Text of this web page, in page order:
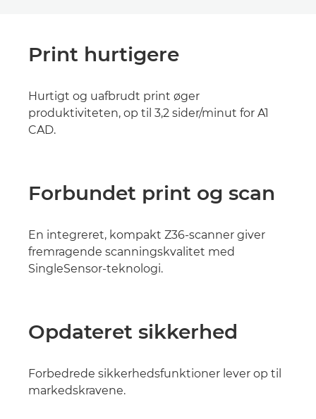
Print hurtigere
Hurtigt og uafbrudt print øger
produktiviteten, op til 3,2 sider/minut for A1
CAD.
Forbundet print og scan
En integreret, kompakt Z36-scanner giver
fremragende scanningskvalitet med
SingleSensor-teknologi.
Opdateret sikkerhed
Forbedrede sikkerhedsfunktioner lever op til
markedskravene.